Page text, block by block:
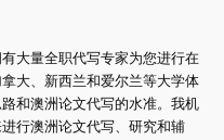
大量全职代写专家为您进行在
大、新西兰和爱尔兰等大学体
和澳洲论文代写的水准。我机
行澳洲论文代写、研究和辅